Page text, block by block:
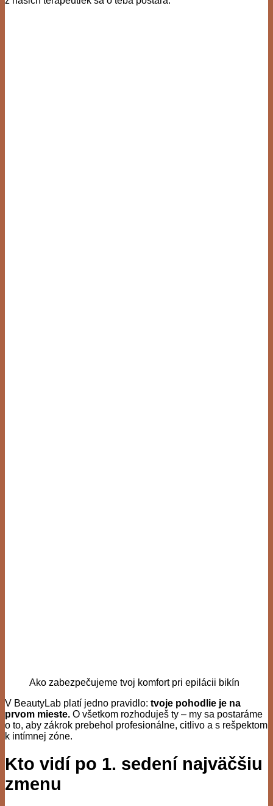
Ako zabezpečujeme tvoj komfort pri epilácii bikín
V BeautyLab platí jedno pravidlo: tvoje pohodlie je na
prvom mieste. O všetkom rozhoduješ ty – my sa postaráme
o to, aby zákrok prebehol profesionálne, citlivo a s rešpektom
k intímnej zóne.
Kto vidí po 1. sedení najväčšiu
zmenu